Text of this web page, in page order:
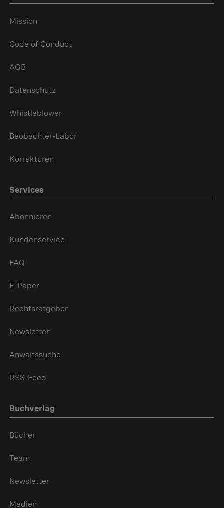
Mission
Code of Conduct
AGB
Datenschutz
Whistleblower
Beobachter-Labor
Korrekturen
Services
Abonnieren
Kundenservice
FAQ
E-Paper
Rechtsratgeber
Newsletter
Anwaltssuche
RSS-Feed
Buchverlag
Bücher
Team
Newsletter
Medien